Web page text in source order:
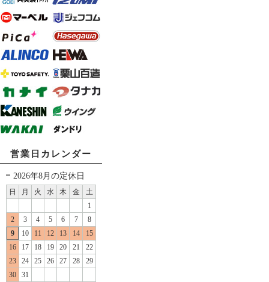
営業日カレンダー
2026年8月の定休日
日 月 火 水 木 金
土
1
2
3 4 5 6 7
8
9
10 11 12 13 14
15
16
17 18 19 20 21
22
23
24 25 26 27 28
29
30
31